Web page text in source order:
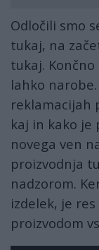
Odločili smo
tukaj, na
tukaj.
lahko
reklamacijah
kaj in kako
novega ven
proizvodnja
nadzorom.
izdelek, je
proizvodom